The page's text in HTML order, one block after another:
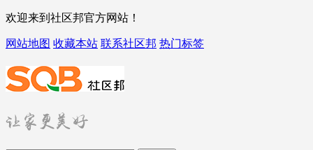
欢迎来到社区邦官方网站！
网站地图 收藏本站 联系社区邦 热门标签